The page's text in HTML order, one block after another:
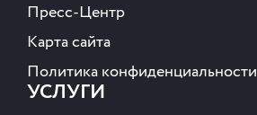
Пресс-Центр
Карта сайта
Политика конфиденциальности
УСЛУГИ